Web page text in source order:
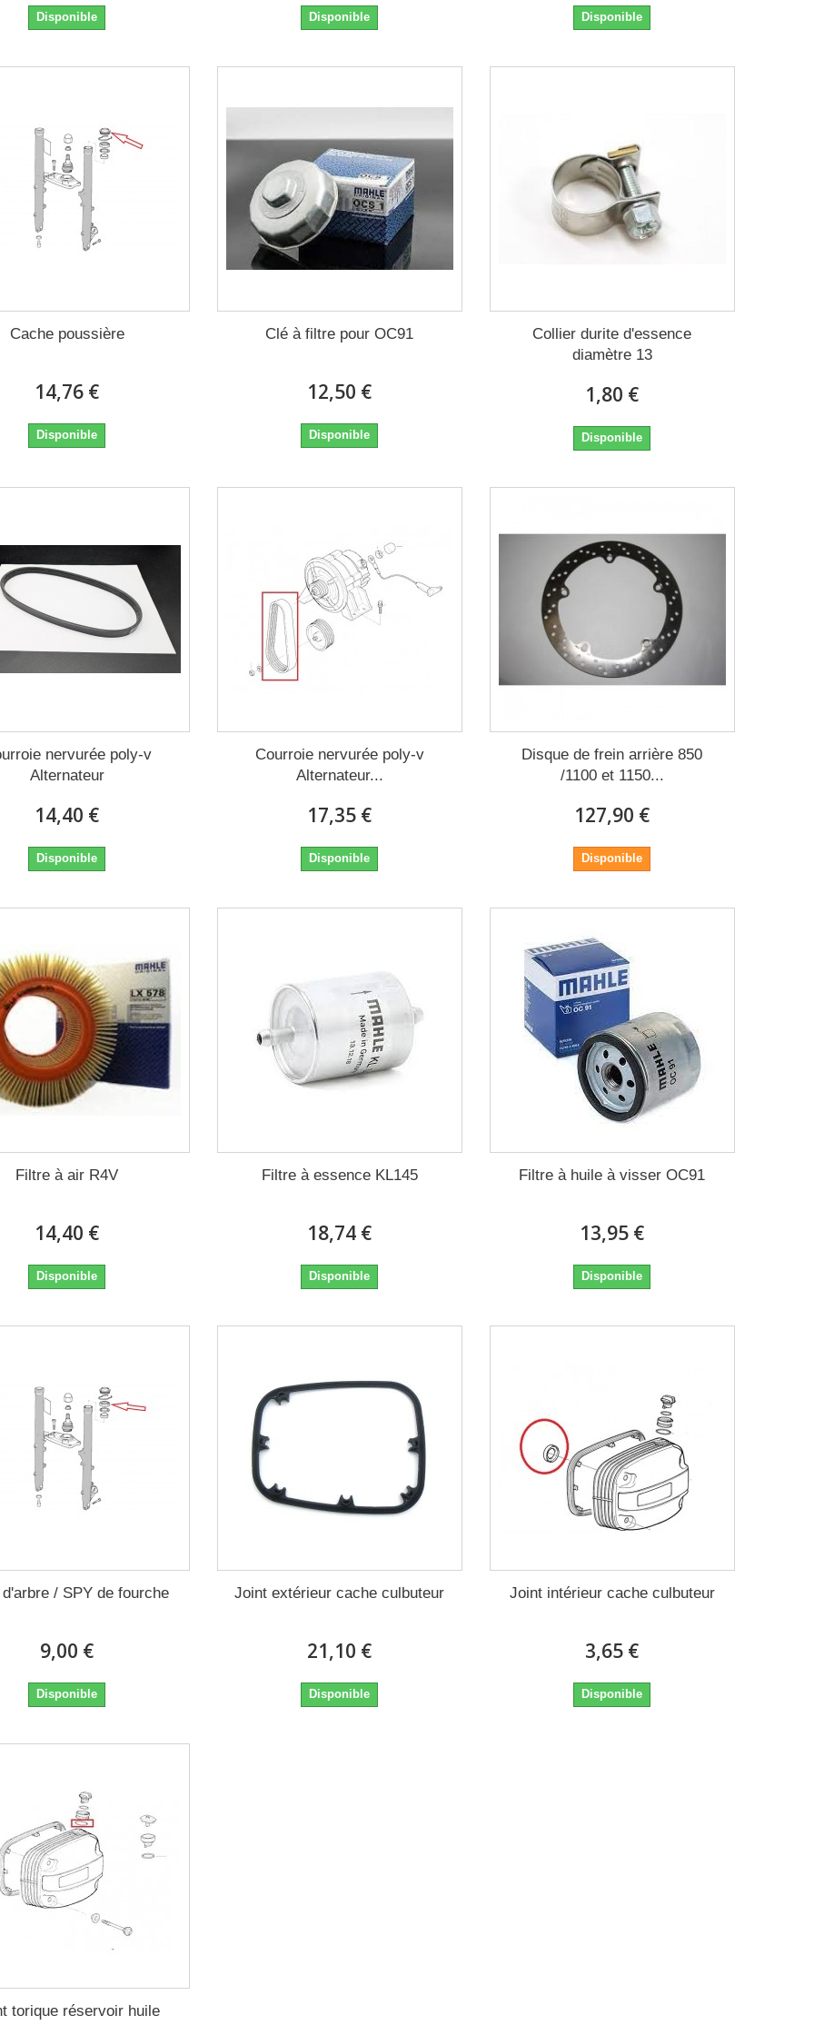
Disponible Disponible Disponible
Cache poussière
14,76 €
Disponible
Clé à filtre pour OC91
12,50 €
Disponible
Collier durite d'essence
diamètre 13
1,80 €
Disponible
nervurée poly-v
Alternateur
14,40 €
Disponible
Courroie nervurée poly-v
Alternateur...
17,35 €
Disponible
Disque de frein arrière 850
/1100 et 1150...
127,90 €
Disponible
Filtre à air R4V
14,40 €
Disponible
Filtre à essence KL145
18,74 €
Disponible
Filtre à huile à visser OC91
13,95 €
Disponible
/ SPY de fourche
9,00 €
Disponible
Joint extérieur cache culbuteur
21,10 €
Disponible
Joint intérieur cache culbuteur
3,65 €
Disponible
torique réservoir huile